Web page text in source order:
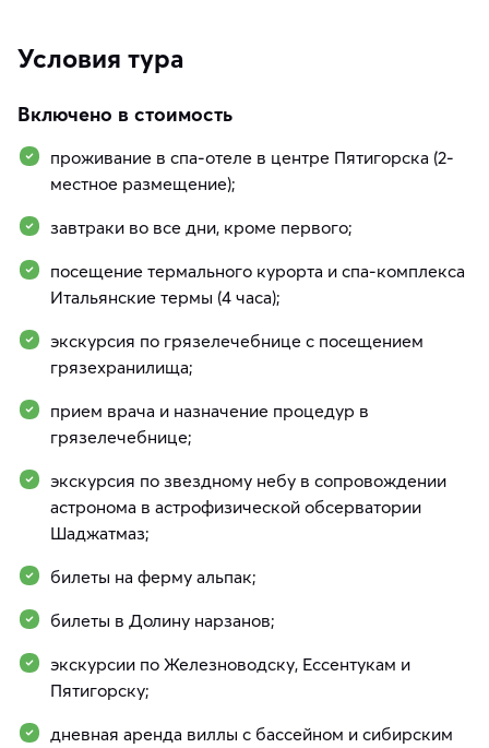
Условия тура
Включено в стоимость
проживание в спа-отеле в центре Пятигорска (2-
местное размещение);
завтраки во все дни, кроме первого;
посещение термального курорта и спа-комплекса
Итальянские термы (4 часа);
экскурсия по грязелечебнице с посещением
грязехранилища;
прием врача и назначение процедур в
грязелечебнице;
экскурсия по звездному небу в сопровождении
астронома в астрофизической обсерватории
Шаджатмаз;
билеты на ферму альпак;
билеты в Долину нарзанов;
экскурсии по Железноводску, Ессентукам и
Пятигорску;
дневная аренда виллы с бассейном и сибирским